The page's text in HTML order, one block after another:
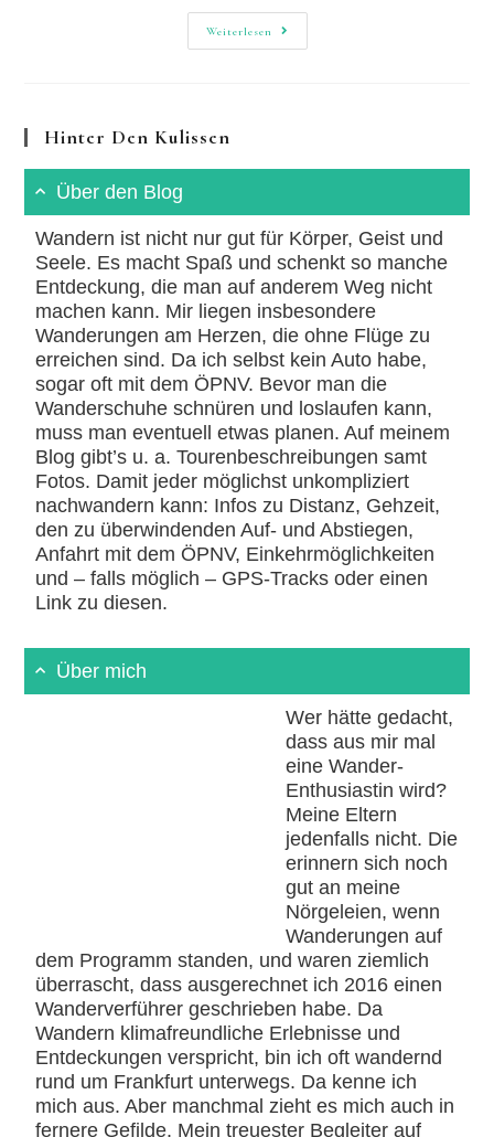
Weiterlesen
Rheinsteig:
Schönste
Hinter Den Kulissen
Über den Blog
Wandern ist nicht nur gut für Körper, Geist und
Seele. Es macht Spaß und schenkt so manche
Entdeckung, die man auf anderem Weg nicht
machen kann. Mir liegen insbesondere
Wanderungen am Herzen, die ohne Flüge zu
erreichen sind. Da ich selbst kein Auto habe,
sogar oft mit dem ÖPNV. Bevor man die
Wanderschuhe schnüren und loslaufen kann,
muss man eventuell etwas planen. Auf meinem
Blog gibt’s u. a. Tourenbeschreibungen samt
Fotos. Damit jeder möglichst unkompliziert
nachwandern kann: Infos zu Distanz, Gehzeit,
den zu überwindenden Auf- und Abstiegen,
Anfahrt mit dem ÖPNV, Einkehrmöglichkeiten
und – falls möglich – GPS-Tracks oder einen
Link zu diesen.
Über mich
Wer hätte gedacht,
dass aus mir mal
eine Wander-
Enthusiastin wird?
Meine Eltern
jedenfalls nicht. Die
erinnern sich noch
gut an meine
Nörgeleien, wenn
Wanderungen auf
dem Programm standen, und waren ziemlich
überrascht, dass ausgerechnet ich 2016 einen
Wanderverführer geschrieben habe. Da
Wandern klimafreundliche Erlebnisse und
Entdeckungen verspricht, bin ich oft wandernd
rund um Frankfurt unterwegs. Da kenne ich
mich aus. Aber manchmal zieht es mich auch in
fernere Gefilde. Mein treuester Begleiter auf